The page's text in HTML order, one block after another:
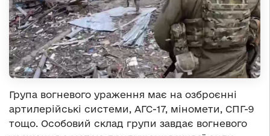
Група вогневого ураження має на озброєнні
артилерійські системи, АГС-17, міномети, СПГ-9
тощо. Особовий склад групи завдає вогневого